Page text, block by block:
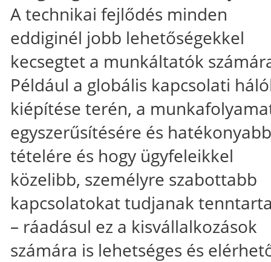
A technikai fejlődés minden
eddiginél jobb lehetőségekkel
kecsegtet a munkáltatók
Például a globális kapcsolati
kiépítése terén, a
egyszerűsítésére és
tételére és hogy ügyfeleikkel
közelibb, személyre szabottabb
kapcsolatokat tudjanak
– ráadásul ez a kisvállalkozások
számára is lehetséges és